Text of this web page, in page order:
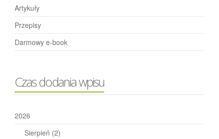
Artykuły
Przepisy
Darmowy e-book
Czas dodania wpisu
2026
Sierpień (2)